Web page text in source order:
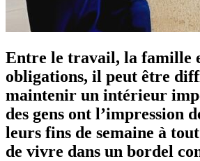
Entre le travail, la famille
obligations, il peut être
maintenir un intérieur
des gens ont l’impression
leurs fins de semaine à
de vivre dans un bordel